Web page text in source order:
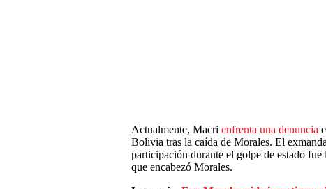
Actualmente, Macri enfrenta una denuncia
Bolivia tras la caída de Morales. El
participación durante el golpe de estado
que encabezó Morales.